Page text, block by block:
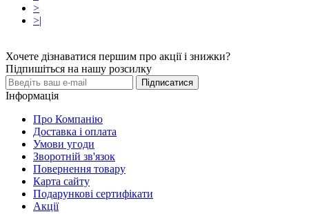
>
>|
Хочете дізнаватися першим про акції і знижки?
Підпишіться на нашу розсилку
Підписатися
Інформація
Про Компанію
Доставка і оплата
Умови угоди
Зворотній зв'язок
Повернення товару
Карта сайту
Подарункові сертифікати
Акції